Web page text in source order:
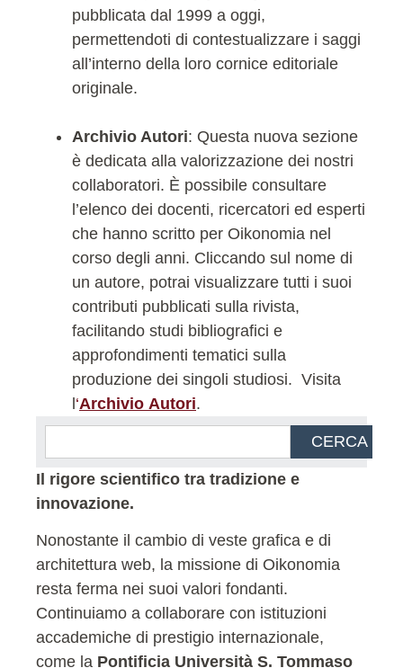
pubblicata dal 1999 a oggi,
permettendoti di contestualizzare i saggi
all’interno della loro cornice editoriale
originale.
Archivio Autori: Questa nuova sezione
è dedicata alla valorizzazione dei nostri
collaboratori. È possibile consultare
l’elenco dei docenti, ricercatori ed esperti
che hanno scritto per Oikonomia nel
corso degli anni. Cliccando sul nome di
un autore, potrai visualizzare tutti i suoi
contributi pubblicati sulla rivista,
facilitando studi bibliografici e
approfondimenti tematici sulla
produzione dei singoli studiosi. Visita
l‘Archivio Autori.
CERCA
Il rigore scientifico tra tradizione e
innovazione.
Nonostante il cambio di veste grafica e di
architettura web, la missione di Oikonomia
resta ferma nei suoi valori fondanti.
Continuiamo a collaborare con istituzioni
accademiche di prestigio internazionale,
come la Pontificia Università S. Tommaso